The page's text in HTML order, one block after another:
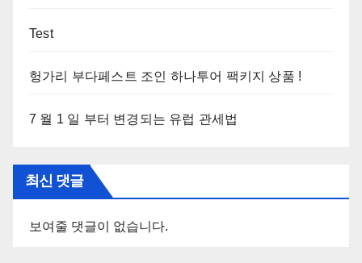
Test
헝가리 부다페스트 조인 하나투어 팩키지 상품 !
7 월 1 일 부터 변경되는 유럽 관세법
최신 댓글
보여줄 댓글이 없습니다.